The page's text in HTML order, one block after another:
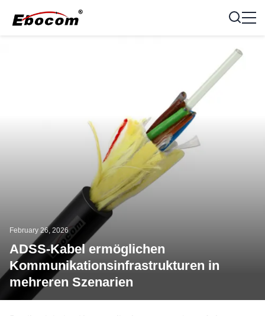
February 26, 2026
ADSS-Kabel ermöglichen
Kommunikationsinfrastrukturen in
mehreren Szenarien